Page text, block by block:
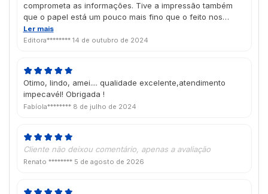
comprometa as informações. Tive a impressão também
que o papel está um pouco mais fino que o feito nos
últimos anos.
Ler mais
Editora******** 14 de outubro de 2024
Otimo, lindo, amei.... qualidade excelente,atendimento
impecavél! Obrigada !
Fabíola******** 8 de julho de 2024
Cliente não deixou comentário, apenas a avaliação
Renato ******** 5 de agosto de 2026